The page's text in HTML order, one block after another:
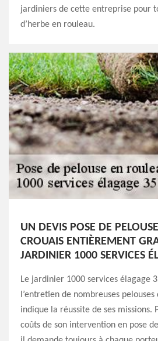
jardiniers de cette entreprise pour
d’herbe en rouleau.
UN DEVIS POSE DE
CROUAIS ENTIÈREMENT
JARDINIER 1000 SERVICES
Le jardinier 1000 services élagage
l’entretien de nombreuses pelouses
indique la réussite de ses missions.
coûts de son intervention en pose